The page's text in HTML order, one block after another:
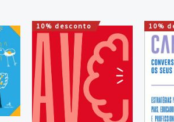
10% desconto
O
preço
original
era:
20,00 €.
O
preço
atual
é:
18,00 €.
10%